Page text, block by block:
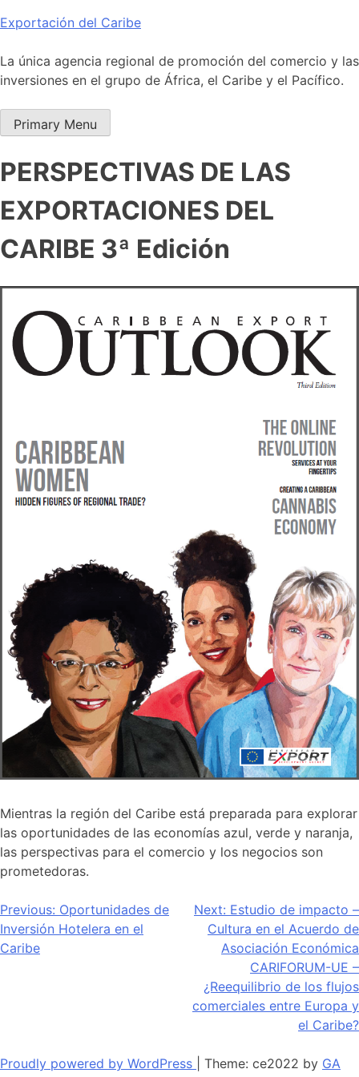
Skip
content
Exportación del Caribe
La única agencia regional de promoción del comercio y las
inversiones en el grupo de África, el Caribe y el Pacífico.
Primary Menu
PERSPECTIVAS DE LAS
EXPORTACIONES DEL
CARIBE 3ª Edición
Mientras la región del Caribe está preparada para explorar
las oportunidades de las economías azul, verde y naranja,
las perspectivas para el comercio y los negocios son
prometedoras.
Navegación
de
Previous: Oportunidades de
Inversión Hotelera en el
Caribe
Next: Estudio de impacto –
Cultura en el Acuerdo de
Asociación Económica
CARIFORUM-UE –
¿Reequilibrio de los flujos
comerciales entre Europa y
el Caribe?
Proudly powered by WordPress Theme: ce2022 by GA